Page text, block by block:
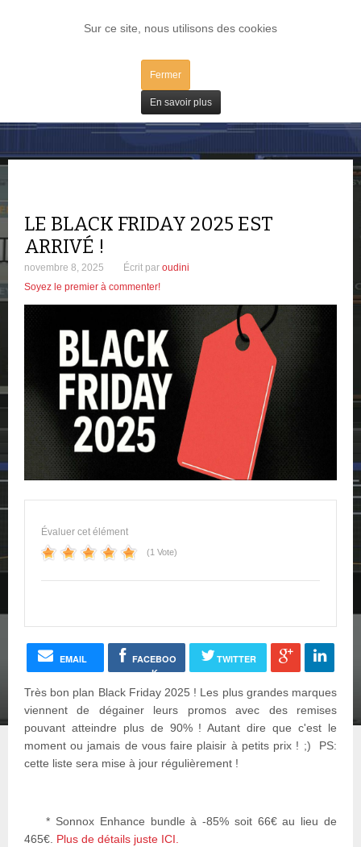
Sur ce site, nous utilisons des cookies
Fermer
En savoir plus
LOG IN
Bons Plans
LE BLACK FRIDAY 2025 EST
ARRIVÉ !
novembre 8, 2025 Écrit par oudini
Soyez le premier à commenter!
Évaluer cet élément
(1 Vote)
EMAIL
FACEBOO
K
TWITTER
Très bon plan Black Friday 2025 ! Les plus grandes marques
viennent de dégainer leurs promos avec des remises
pouvant atteindre plus de 90% ! Autant dire que c'est le
moment ou jamais de vous faire plaisir à petits prix ! ;) PS:
cette liste sera mise à jour régulièrement !
* Sonnox Enhance bundle à -85% soit 66€ au lieu de
465€. Plus de détails juste ICI.